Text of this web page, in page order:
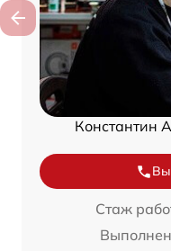
Константин
Стаж